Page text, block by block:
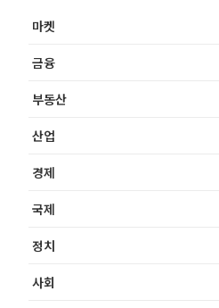
마켓
금융
부동산
산업
경제
국제
정치
사회